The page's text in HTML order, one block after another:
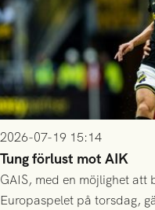
2026-07-19 15:14
Tung förlust mot AIK
GAIS, med en möjlighet
Europaspelet på torsdag,